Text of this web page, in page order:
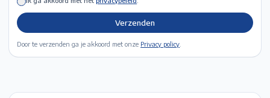
Verzenden
Door te verzenden ga je akkoord met onze Privacy policy